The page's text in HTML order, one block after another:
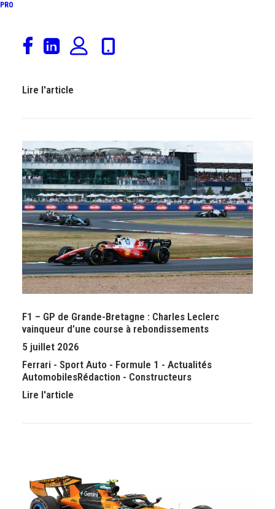
PRO
19 juillet 2026
Mercedes-Benz
Sport Auto
Lire l'article
F1 – GP de Grande-Bretagne : Charles Leclerc
vainqueur d’une course à rebondissements
5 juillet 2026
Ferrari - Sport Auto - Formule 1 - Actualités
AutomobilesRédaction - Constructeurs
Lire l'article